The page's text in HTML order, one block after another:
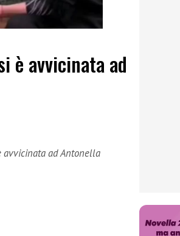
è avvicinata ad
avvicinata ad Antonella